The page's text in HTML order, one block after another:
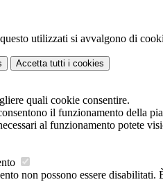
utilizzati si avvalgono di
Accetta tutti i cookies
quali cookie consentire.
il funzionamento della
al funzionamento potete
non possono essere